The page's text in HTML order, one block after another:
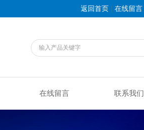
返回首页 | 在线留言
在线留言 联系我们